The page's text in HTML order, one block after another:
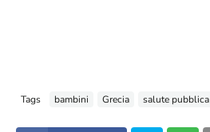
Tags bambini Grecia salute pubblica